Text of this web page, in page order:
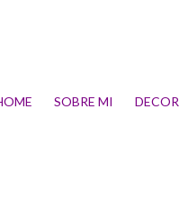
SOBRE MI DECOR